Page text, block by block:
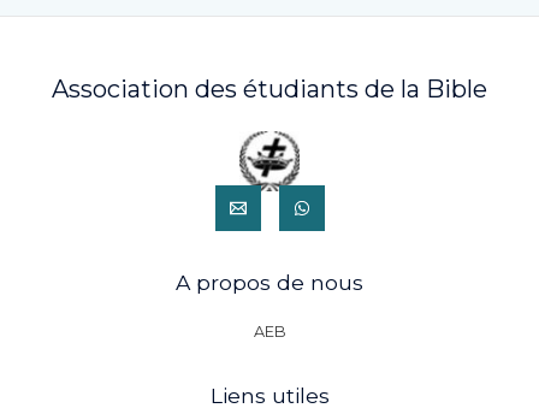
Association des étudiants de la Bible
A propos de nous
AEB
Liens utiles